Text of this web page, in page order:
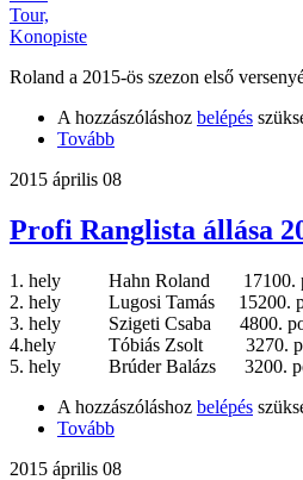
Roland a 2015-ös szezon első
A hozzászóláshoz belépés
Tovább
2015 április 08
Profi Ranglista állása
1. hely Hahn Roland 17100.
2. hely Lugosi Tamás 15200.
3. hely Szigeti Csaba 4800.
4.hely Tóbiás Zsolt 3270.
5. hely Brúder Balázs 3200.
A hozzászóláshoz belépés
Tovább
2015 április 08